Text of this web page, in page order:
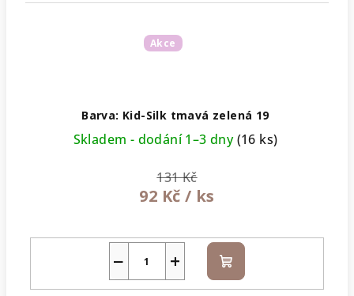
Akce
Barva: Kid-Silk tmavá zelená 19
Skladem - dodání 1–3 dny(16 ks)
131 Kč
92 Kč / ks
+
− Do
košíku